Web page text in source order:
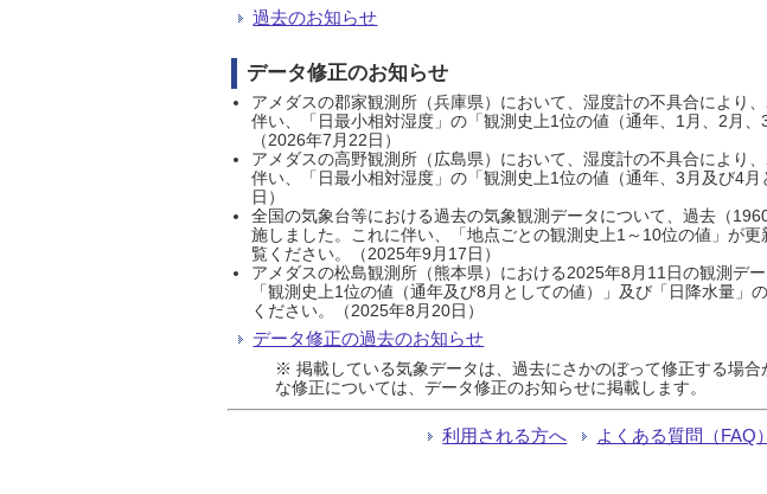
過去のお知らせ
データ修正のお知らせ
アメダスの郡家観測所（兵庫県）において、湿度計の不具合により
伴い、「日最小相対湿度」の「観測史上1位の値（通年、1月、2月
（2026年7月22日）
アメダスの高野観測所（広島県）において、湿度計の不具合により
伴い、「日最小相対湿度」の「観測史上1位の値（通年、3月及び4
日）
全国の気象台等における過去の気象観測データについて、過去（
施しました。これに伴い、「地点ごとの観測史上1～10位の値」が
覧ください。（2025年9月17日）
アメダスの松島観測所（熊本県）における2025年8月11日の観測デ
「観測史上1位の値（通年及び8月としての値）」及び「日降水量
ください。（2025年8月20日）
データ修正の過去のお知らせ
※ 掲載している気象データは、過去にさかのぼって修正する場
な修正については、データ修正のお知らせに掲載します。
利用される方へ よくある質問（FAQ）